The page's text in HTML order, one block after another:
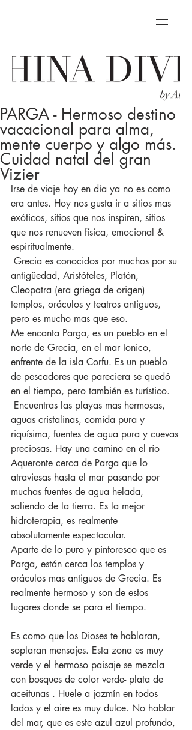
PARGA - Hermoso destino
vacacional para alma,
mente cuerpo y algo más.
Cuidad natal del gran
Vizier
Irse de viaje hoy en día ya no es como
era antes. Hoy nos gusta ir a sitios mas
exóticos, sitios que nos inspiren, sitios
que nos renueven física, emocional &
espiritualmente.
antigüedad, Aristóteles, Platón,
Cleopatra (era griega de origen)
templos, oráculos y teatros antiguos,
pero es mucho mas que eso.
Me encanta Parga, es un pueblo en el
norte de Grecia, en el mar Ionico,
enfrente de la isla Corfu. Es un pueblo
de pescadores que pareciera se quedó
en el tiempo, pero también es turístico.
aguas cristalinas, comida pura y
riquísima, fuentes de agua pura y cuevas
preciosas. Hay una camino en el río
Aqueronte cerca de Parga que lo
atraviesas hasta el mar pasando por
muchas fuentes de agua helada,
saliendo de la tierra. Es la mejor
hidroterapia, es realmente
absolutamente espectacular.
Aparte de lo puro y pintoresco que es
Parga, están cerca los templos y
oráculos mas antiguos de Grecia. Es
realmente hermoso y son de estos
lugares donde se para el tiempo.
Es como que los Dioses te hablaran,
soplaran mensajes. Esta zona es muy
verde y el hermoso paisaje se mezcla
con bosques de color verde- plata de
aceitunas . Huele a jazmín en todos
lados y el aire es muy dulce. No hablar
del mar, que es este azul azul profundo,